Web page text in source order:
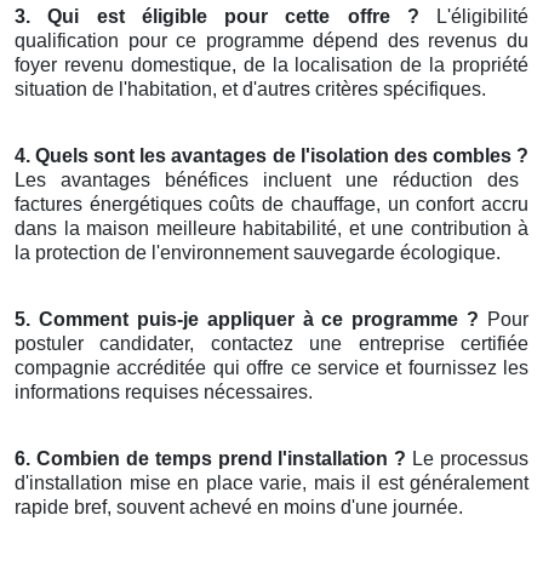
3. Qui est éligible pour cette offre ? L'éligibilité
qualification pour ce programme dépend des revenus du
foyer revenu domestique, de la localisation de la propriété
situation de l'habitation, et d'autres critères spécifiques.
4. Quels sont les avantages de l'isolation des combles ?
Les avantages bénéfices incluent une réduction des
factures énergétiques coûts de chauffage, un confort accru
dans la maison meilleure habitabilité, et une contribution à
la protection de l'environnement sauvegarde écologique.
5. Comment puis-je appliquer à ce programme ? Pour
postuler candidater, contactez une entreprise certifiée
compagnie accréditée qui offre ce service et fournissez les
informations requises nécessaires.
6. Combien de temps prend l'installation ? Le processus
d'installation mise en place varie, mais il est généralement
rapide bref, souvent achevé en moins d'une journée.